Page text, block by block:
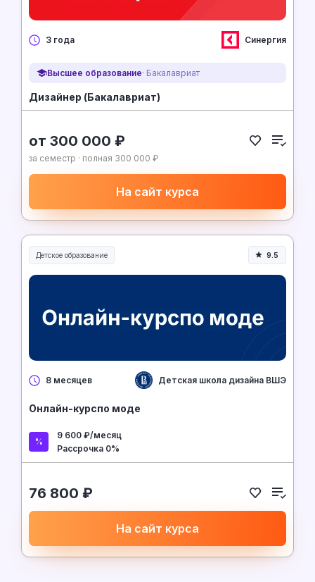
3 года Синергия
Высшее образование· Бакалавриат
Дизайнер (Бакалавриат)
от 300 000 ₽
за семестр · полная 300 000 ₽
На сайт курса
Детское образование 9.5
8 месяцев Детская школа дизайна ВШЭ
Онлайн-курспо моде
9 600 ₽/месяц
Рассрочка 0%
76 800 ₽
На сайт курса